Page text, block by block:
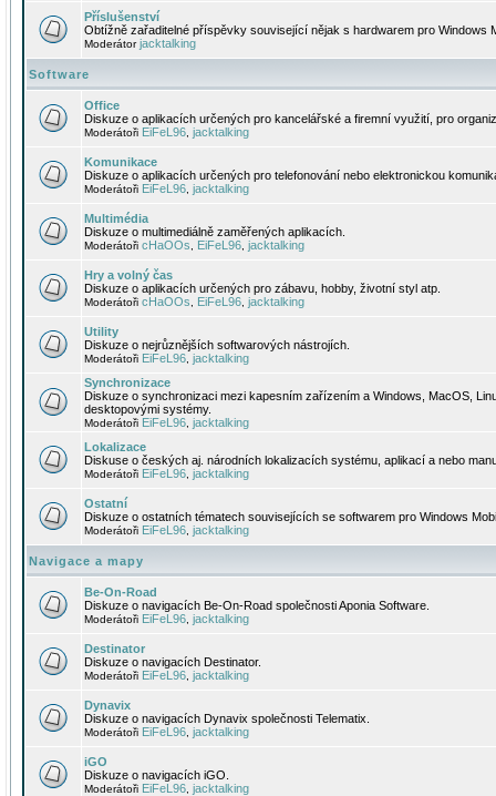
Příslušenství
Obtížně zařaditelné příspěvky související nějak s hardwarem pro Windows
Moderátorjacktalking
Software
Office
Diskuze o aplikacích určených pro kancelářské a firemní využití, pro
Moderátoři EiFeL96 jacktalking
Komunikace
Diskuze o aplikacích určených pro telefonování nebo elektronickou
Moderátoři EiFeL96 jacktalking
Multimédia
Diskuze o multimediálně zaměřených aplikacích.
Moderátoři cHaOOs EiFeL96 jacktalking
Hry a volný čas
Diskuze o aplikacích určených pro zábavu, hobby, životní styl atp.
Moderátoři cHaOOs EiFeL96 jacktalking
Utility
Diskuze o nejrůznějších softwarových nástrojích.
Moderátoři EiFeL96 jacktalking
Synchronizace
Diskuze o synchronizaci mezi kapesním zařízením a Windows, MacOS,
desktopovými systémy.
Moderátoři EiFeL96 jacktalking
Lokalizace
Diskuse o českých aj. národních lokalizacích systému, aplikací a nebo
Moderátoři EiFeL96 jacktalking
Ostatní
Diskuze o ostatních tématech souvisejících se softwarem pro Windows
Moderátoři EiFeL96 jacktalking
Navigace a mapy
Be-On-Road
Diskuze o navigacích Be-On-Road společnosti Aponia Software.
Moderátoři EiFeL96 jacktalking
Destinator
Diskuze o navigacích Destinator.
Moderátoři EiFeL96 jacktalking
Dynavix
Diskuze o navigacích Dynavix společnosti Telematix.
Moderátoři EiFeL96 jacktalking
iGO
Diskuze o navigacích iGO.
Moderátoři EiFeL96 jacktalking